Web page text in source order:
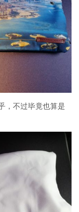
，不过毕竟也算是